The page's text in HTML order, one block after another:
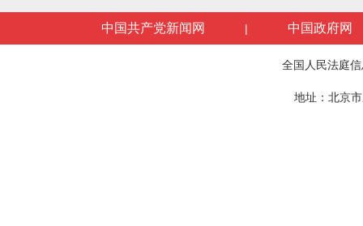
中国共产党新闻网 | 中国政府网
全国人民法庭
地址：北京